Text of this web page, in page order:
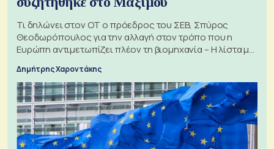
Τι δηλώνει στον ΟΤ ο πρόεδρος του ΣΕΒ, Σπύρος
Θεοδωρόπουλος για την αλλαγή στον τρόπο που η
Ευρώπη αντιμετωπίζει πλέον τη βιομηχανία – Η λίστα με
Δημήτρης Χαροντάκης